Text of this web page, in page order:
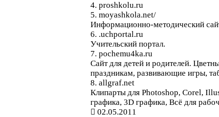
4. proshkolu.ru
5. moyashkola.net/
Информационно-методический
6. .uchportal.ru
Учительский портал.
7. pochemu4ka.ru
Сайт для детей и родителей.
праздникам, развивающие игры,
8. allgraf.net
Клипарты для Photoshop, Corel,
графика, 3D графика, Всё для
02.05.2011